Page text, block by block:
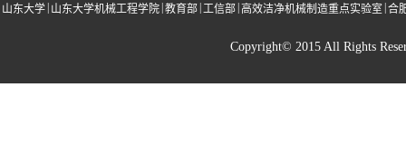
山东大学 | 山东大学机械工程学院 |教育部 | 工信部 |高效洁净机械制造重点实验室 |合
Copyright© 2015 All Rights